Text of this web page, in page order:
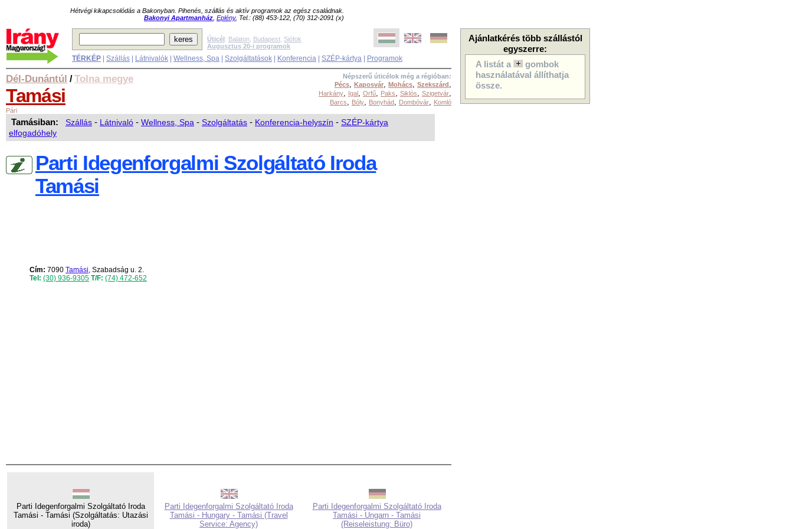
Hétvégi kikapcsolódás a Bakonyban. Pihenés, szállás és aktív programok az egész családnak.
Bakonyi Apartmanház Eplény, Tel.: (88) 453-122, (70) 312-2091 (x)
Ajánlatkérés több szállástól
egyszerre:
A listát a
gombok
használatával állíthatja
össze.
Úticél: Balaton Budapest Siófok
Augusztus 20-i programok
TÉRKÉP Szállás Látnivalók Wellness, Spa Szolgáltatások Konferencia SZÉP-kártya Programok
Népszerű úticélok még a régióban:
Pécs, Kaposvár, Mohács, Szekszárd,
Harkány, Igal, Orfű, Paks, Siklós, Szigetvár,
Barcs, Bóly, Bonyhád, Dombóvár, Komló
Dél-Dunántúl /Tolna megye
Tamási
Pári
Tamásiban: Szállás - Látnivaló - Wellness, Spa - Szolgáltatás - Konferencia-helyszín - SZÉP-kártya
elfogadóhely
Parti Idegenforgalmi Szolgáltató Iroda
Tamási
Cím: 7090 Tamási, Szabadság u. 2.
Tel: (30) 936-9305 T/F: (74) 472-652
Parti Idegenforgalmi Szolgáltató Iroda
Tamási - Tamási (Szolgáltatás: Utazási
iroda)
Parti Idegenforgalmi Szolgáltató Iroda
Tamási - Hungary - Tamási (Travel
Service: Agency)
Parti Idegenforgalmi Szolgáltató Iroda
Tamási - Ungarn - Tamási
(Reiseleistung: Büro)